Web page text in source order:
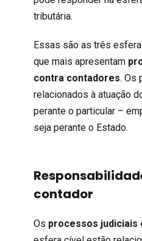
tributária.
Essas são as três
que mais apresentam
contra contadores. Os
relacionados à atuação
perante o particular –
seja perante o Estado.
contador
Os processos judiciais